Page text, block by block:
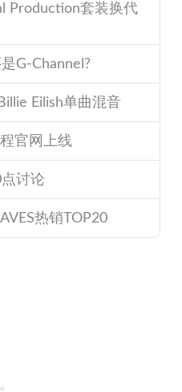
Production套装换代
G-Channel?
Eilish单曲混音
官网上线
讨论
热销TOP20